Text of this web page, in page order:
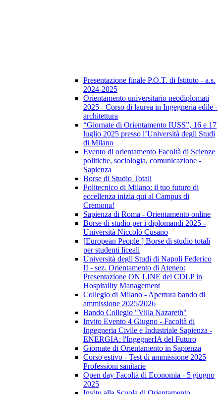
Presentazione finale P.O.T. di Istituto - a.s.
2024-2025
Orientamento universitario neodiplomati
2025 - Corso di laurea in Ingegneria edile -
architettura
“Giornate di Orientamento IUSS”, 16 e 17
luglio 2025 presso l’Università degli Studi
di Milano
Evento di orientamento Facoltà di Scienze
politiche, sociologia, comunicazione -
Sapienza
Borse di Studio Totali
Politecnico di Milano: il tuo futuro di
eccellenza inizia qui al Campus di
Cremona!
Sapienza di Roma - Orientamento online
Borse di studio per i diplomandi 2025 -
Università Niccolò Cusano
[European People ] Borse di studio totali
per studenti liceali
Università degli Studi di Napoli Federico
II - sez. Orientamento di Ateneo:
Presentazione ON LINE del CDLP in
Hospitality Management
Collegio di Milano - Apertura bando di
ammissione 2025/2026
Bando Collegio "Villa Nazareth"
Invito Evento 4 Giugno - Facoltà di
Ingegneria Civile e Industriale Sapienza -
ENERGIA: l'IngegnerIA del Futuro
Giornate di Orientamento in Sapienza
Corso estivo - Test di ammissione 2025
Professioni sanitarie
Open day Facoltà di Economia - 5 giugno
2025